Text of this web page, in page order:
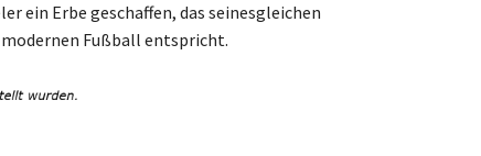
ein Erbe geschaffen, das seinesgleichen
Fußball entspricht.